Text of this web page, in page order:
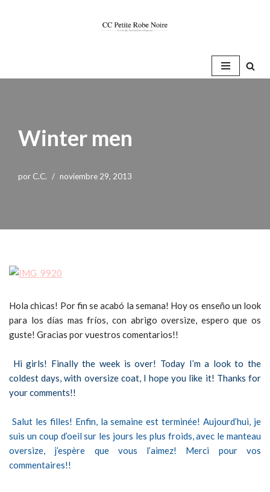
Winter men
por C.C. noviembre 29, 2013
Hola chicas! Por fin se acabó la semana! Hoy os enseño un look
para los días mas fríos, con abrigo oversize, espero que os
guste! Gracias por vuestros comentarios!!
Hi girls! Finally the week is over! Today I’m a look to the
coldest days, with oversize coat, I hope you like it! Thanks for
your comments!!
Salut les filles! Enfin, la semaine est terminée! Aujourd’hui, je
suis un coup d’oeil sur les jours les plus froids, avec le manteau
oversize, j’espère que vous l’aimez! Merci pour vos
commentaires!!